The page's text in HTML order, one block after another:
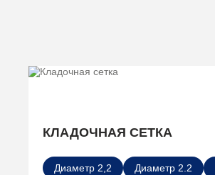
КЛАДОЧНАЯ СЕТКА
Диаметр 2,2 Диаметр 2.2